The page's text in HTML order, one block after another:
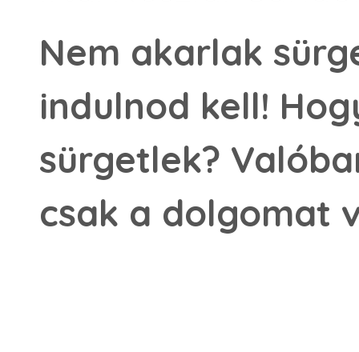
Nem akarlak
indulnod kell!
sürgetlek?
csak a dolgomat